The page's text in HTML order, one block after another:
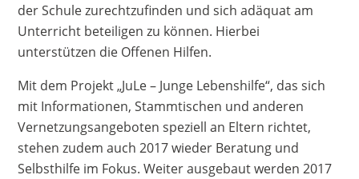
der Schule zurechtzufinden und sich adäquat am
Unterricht beteiligen zu können. Hierbei
unterstützen die Offenen Hilfen.
Mit dem Projekt „JuLe – Junge Lebenshilfe“, das sich
mit Informationen, Stammtischen und anderen
Vernetzungsangeboten speziell an Eltern richtet,
stehen zudem auch 2017 wieder Beratung und
Selbsthilfe im Fokus. Weiter ausgebaut werden 2017